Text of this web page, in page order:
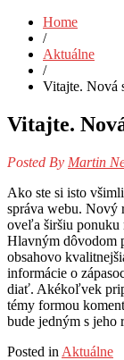
Home
/
Aktuálne
/
Vitajte. Nová
Vitajte.
Posted By Martin
Ako ste si isto
správa webu. Nový
oveľa širšiu ponuku
Hlavným dôvodom
obsahovo
informácie o
diať. Akékoľvek
témy formou
bude jedným s jeho
Posted in Aktuálne